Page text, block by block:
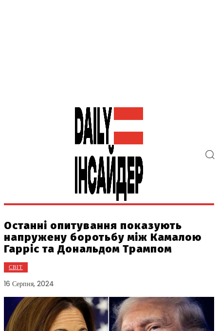
Останні опитування показують
напружену боротьбу між Камалою
Гарріс та Дональдом Трампом
СВІТ
16 Серпня, 2024